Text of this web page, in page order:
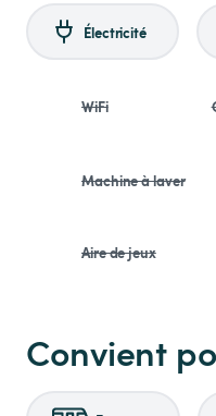
Électricité
WiFi
Machine à laver
Aire de jeux
Convient